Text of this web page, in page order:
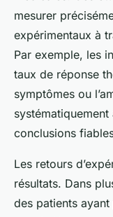
mesurer
expérimentaux à
Par exemple, les
taux de réponse
symptômes ou
conclusions
Les retours
résultats. Dans
des patients